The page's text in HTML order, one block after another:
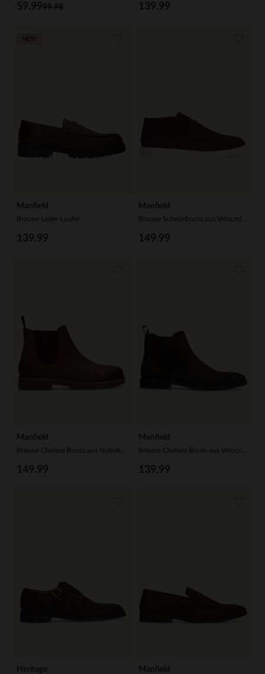
99.98
59.99 139.99
Manfield
Braune Leder-Loafer
139.99
Manfield
149.99
Manfield
149.99
Manfield
Braune Chelsea Boots aus Veloursleder
139.99
Heritage Manfield